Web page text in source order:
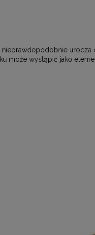
nieprawdopodobnie
może wystąpić jako